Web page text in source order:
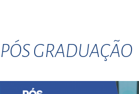
PÓS GRADUAÇÃO